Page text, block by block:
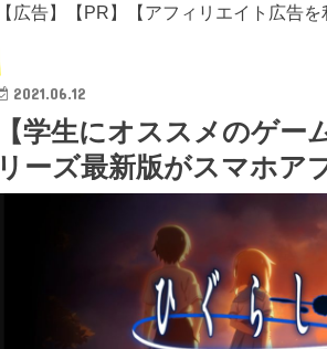
【広告】【PR】【アフィリエイト広告を
2021.06.12
【学生にオススメのゲ
リーズ最新版がスマホア